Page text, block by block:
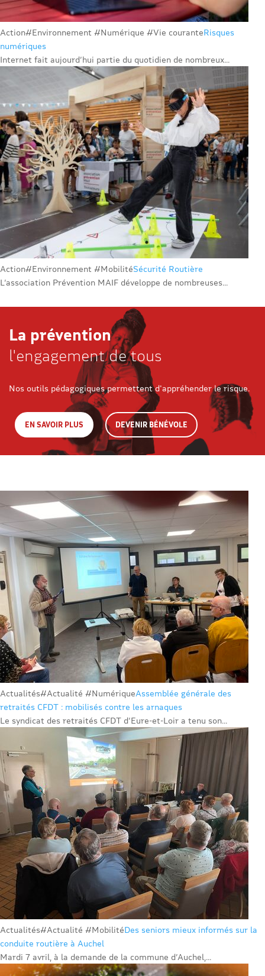
Action#Environnement #Numérique #Vie couranteRisques
numériques
Internet fait aujourd’hui partie du quotidien de nombreux...
Action#Environnement #MobilitéSécurité Routière
L’association Prévention MAIF développe de nombreuses...
La prévention
l'engagement de tous
Nos outils pédagogiques permettent d'appréhender le risque.
EN SAVOIR PLUS DEVENIR BÉNÉVOLE
Actualités#Actualité #NumériqueAssemblée générale des
retraités CFDT : mobilisés contre les arnaques
Le syndicat des retraités CFDT d’Eure-et-Loir a tenu son...
Actualités#Actualité #MobilitéDes seniors mieux informés sur la
conduite routière à Auchel
Mardi 7 avril, à la demande de la commune d’Auchel,...